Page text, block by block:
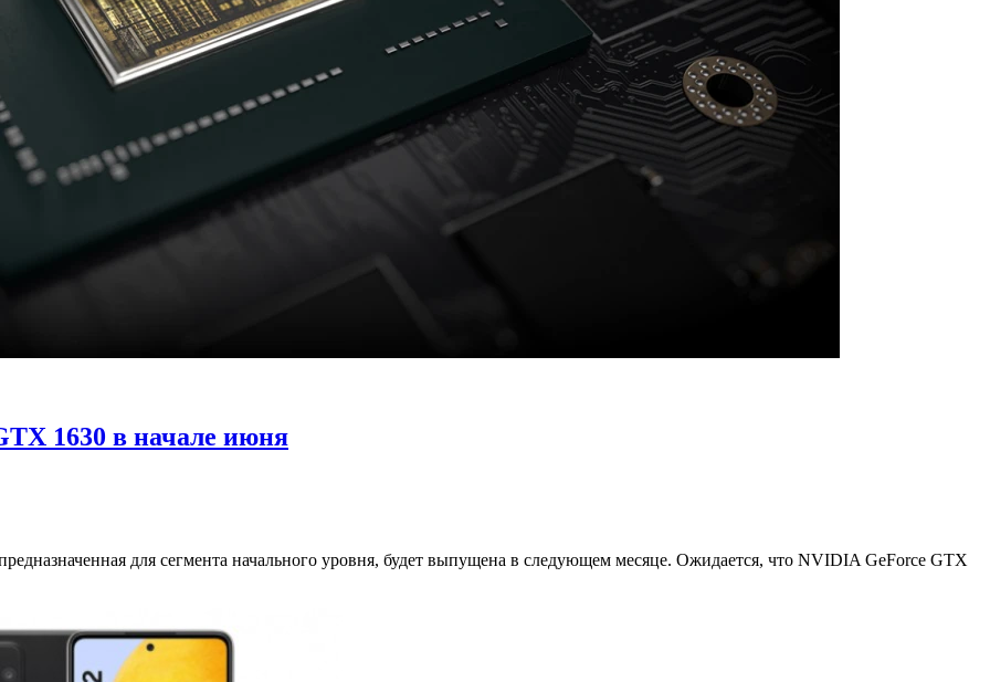
1630 в начале июня
для сегмента начального уровня, будет выпущена в следующем месяце. Ожидается, что NVIDIA GeForce GTX